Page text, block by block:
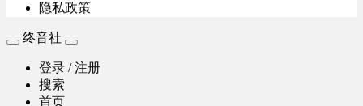
隐私政策
终音社
登录 / 注册
搜索
首页